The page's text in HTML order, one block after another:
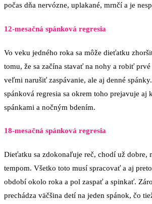
počas dňa nervózne, uplakané, mrnčí a je
12-mesačná spánková regresia
Vo veku jedného roka sa môže dieťatku
tomu, že sa začína stavať na nohy a robiť
veľmi narušiť zaspávanie, ale aj denné
spánková regresia sa okrem toho prejavuje aj
spánkami a nočným bdením.
18-mesačná spánková regresia
Dieťatku sa zdokonaľuje reč, chodí už dobre,
tempom. Všetko toto musí spracovať a aj
období okolo roka a pol zaspať a spinkať.
prechádza väčšina detí na jeden spánok, čo